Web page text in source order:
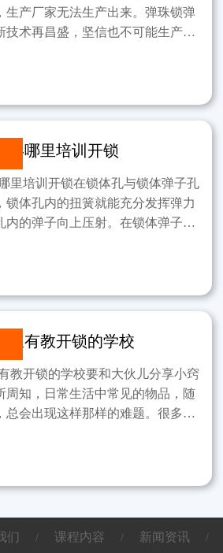
生产厂家无法生产出来。弹珠锁弹
技术再昌盛，坚信也不可能生产出
训-哪里培训开锁
里培训开锁在锁体孔与锁体弹子孔
锁体孔内的扭簧就能充分发挥弹力
内的弹子向上压射。在锁体弹子孔
里有教开锁的学校
教开锁的学校要和大伙儿分享小窍
周知，日常生活中常见的物品，随
总会出现这样那样的难题。很多时
们 / 课程内容 / 新闻资讯 /